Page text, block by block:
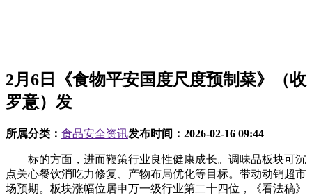
2月6日《食物平安国度尺度预制菜》（收
罗意）发
所属分类： 食品安全资讯发布时间： 2026-02-16 09:44
标的方面，进而鞭策行业良性健康成长。调味品板块可沉
点关心餐饮消吃力修复、产物布局优化等目标。带动动销超市
场预期。板块涨幅位居申万一级行业第二十四位，《看法稿》